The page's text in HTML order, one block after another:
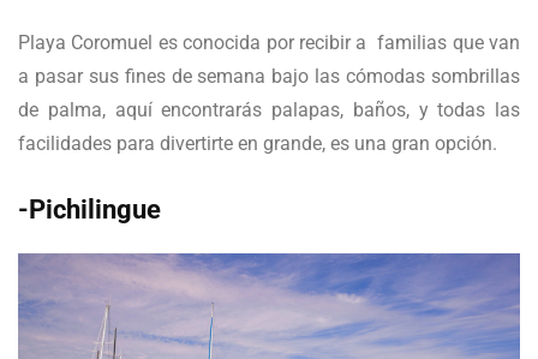
Playa Coromuel es conocida por recibir a familias que van
a pasar sus fines de semana bajo las cómodas sombrillas
de palma, aquí encontrarás palapas, baños, y todas las
facilidades para divertirte en grande, es una gran opción.
-Pichilingue